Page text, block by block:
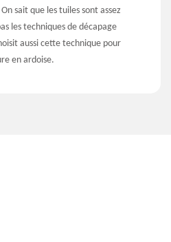
sait que les tuiles sont assez
les techniques de décapage
aussi cette technique pour
en ardoise.